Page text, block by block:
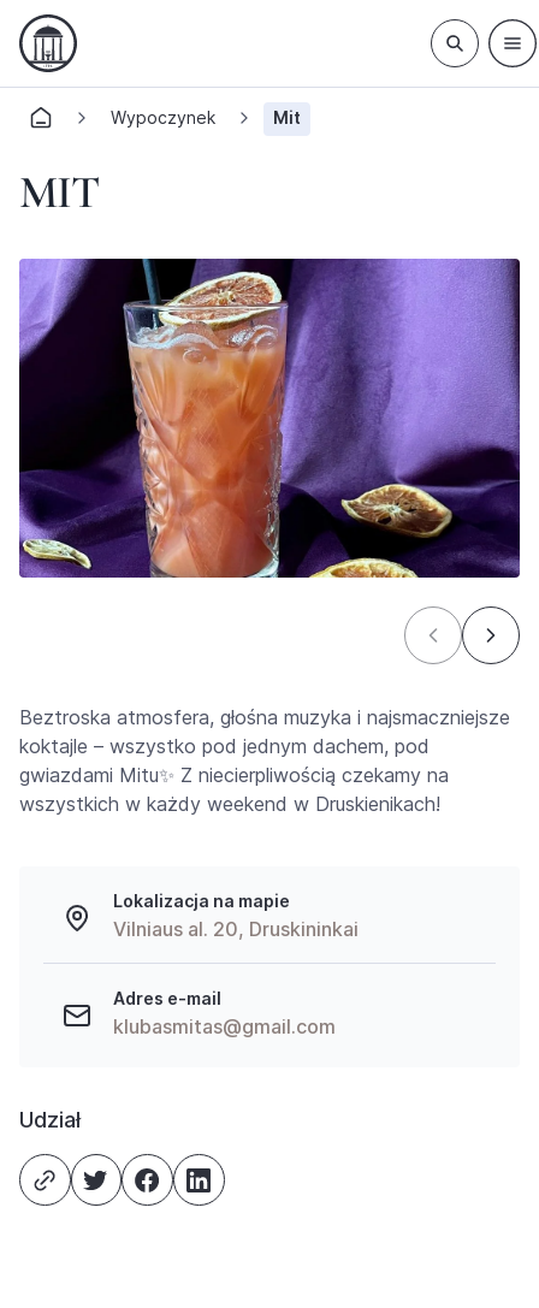
Wypoczynek Mit
MIT
Beztroska atmosfera, głośna muzyka i najsmaczniejsze
koktajle – wszystko pod jednym dachem, pod
gwiazdami Mitu✨ Z niecierpliwością czekamy na
wszystkich w każdy weekend w Druskienikach!
Lokalizacja na mapie
Vilniaus al. 20, Druskininkai
Adres e-mail
klubasmitas@gmail.com
Udział